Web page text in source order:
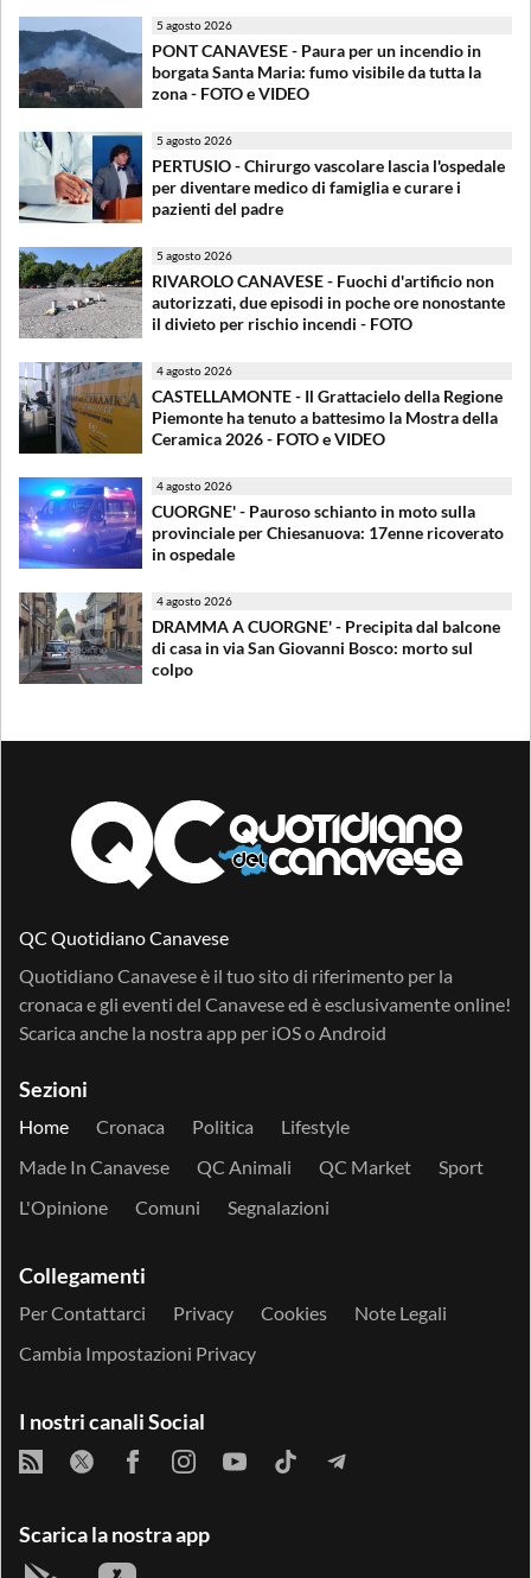
5 agosto 2026
PONT CANAVESE - Paura per un incendio in
borgata Santa Maria: fumo visibile da tutta la
zona - FOTO e VIDEO
5 agosto 2026
PERTUSIO - Chirurgo vascolare lascia l'ospedale
per diventare medico di famiglia e curare i
pazienti del padre
5 agosto 2026
RIVAROLO CANAVESE - Fuochi d'artificio non
autorizzati, due episodi in poche ore nonostante
il divieto per rischio incendi - FOTO
4 agosto 2026
CASTELLAMONTE - Il Grattacielo della Regione
Piemonte ha tenuto a battesimo la Mostra della
Ceramica 2026 - FOTO e VIDEO
4 agosto 2026
CUORGNE' - Pauroso schianto in moto sulla
provinciale per Chiesanuova: 17enne ricoverato
in ospedale
4 agosto 2026
DRAMMA A CUORGNE' - Precipita dal balcone
di casa in via San Giovanni Bosco: morto sul
colpo
QC Quotidiano Canavese
Quotidiano Canavese è il tuo sito di riferimento per la
cronaca e gli eventi del Canavese ed è esclusivamente online!
Scarica anche la nostra app per iOSo Android
Sezioni
Home Cronaca Politica
Lifestyle
Made In Canavese
QC Animali QC Market
Sport
L'Opinione
Comuni Segnalazioni
Collegamenti
Per Contattarci Privacy Cookies
Note Legali
Cambia Impostazioni Privacy
I nostri canali Social
Scarica la nostra app